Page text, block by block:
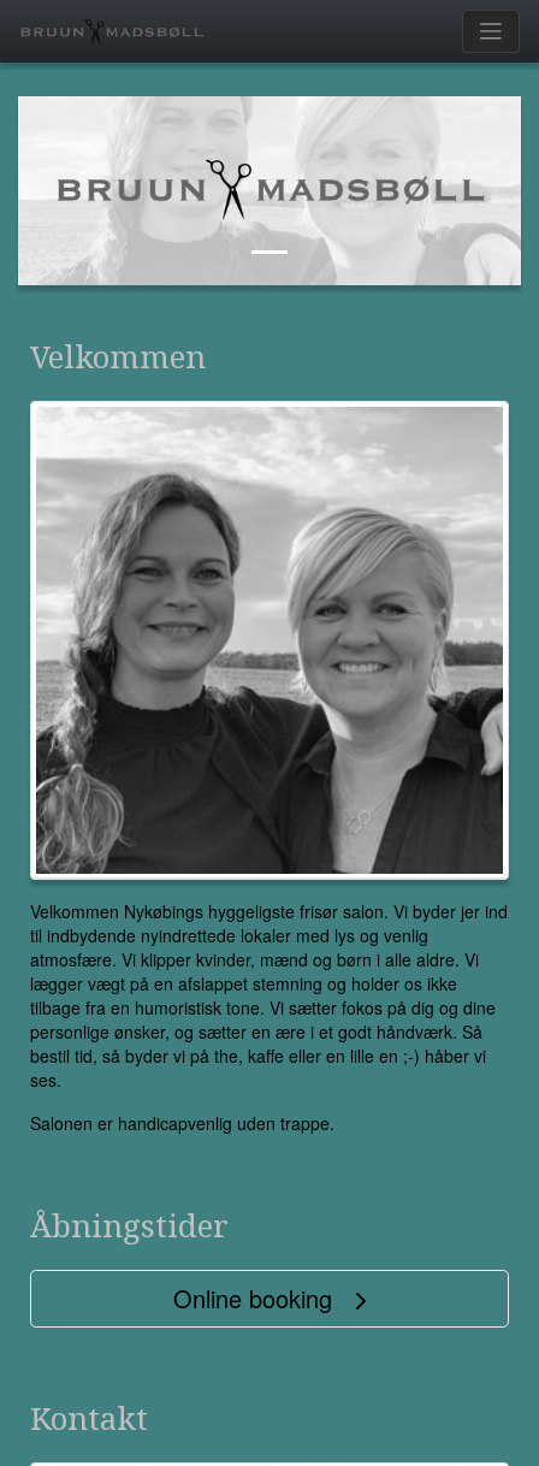
Velkommen
Velkommen Nykøbings hyggeligste frisør salon. Vi byder jer ind
til indbydende nyindrettede lokaler med lys og venlig
atmosfære. Vi klipper kvinder, mænd og børn i alle aldre. Vi
lægger vægt på en afslappet stemning og holder os ikke
tilbage fra en humoristisk tone. Vi sætter fokos på dig og dine
personlige ønsker, og sætter en ære i et godt håndværk. Så
bestil tid, så byder vi på the, kaffe eller en lille en ;-) håber vi
ses.
Salonen er handicapvenlig uden trappe.
Åbningstider
Online booking
Kontakt